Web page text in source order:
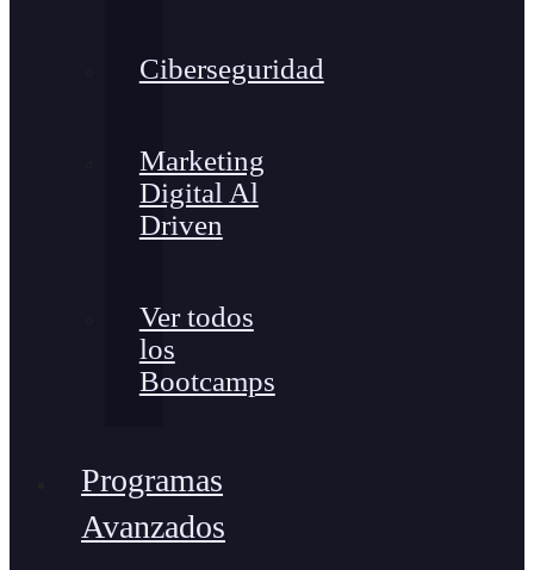
Ciberseguridad
Marketing
Digital Al
Driven
Ver todos
los
Bootcamps
Programas
Avanzados